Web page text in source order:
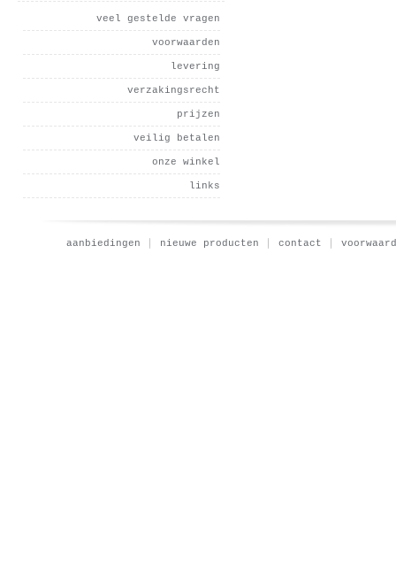
veel gestelde vragen
voorwaarden
levering
verzakingsrecht
prijzen
veilig betalen
onze winkel
links
aanbiedingen nieuwe producten contact